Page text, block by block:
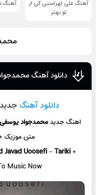
آهنگ علی لهراسبی کی از
تو ‌بهتر
آهنگ
دانلود آهنگ
دانلود آهنگ
اهنگ جدیدمحمدجواد
متن موزیک +
Javad Uoosefi–Tariki+
Music Now